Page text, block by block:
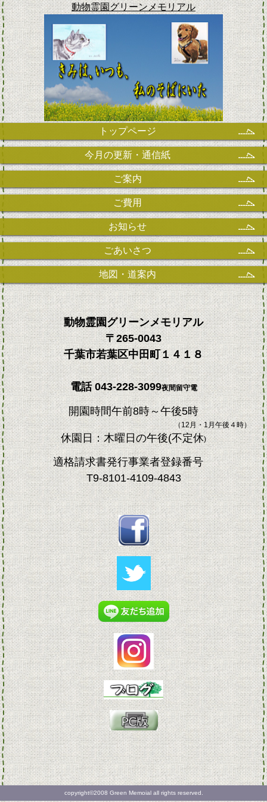
動物霊園グリーンメモリアル
トップページ
今月の更新・通信紙
ご案内
ご費用
お知らせ
ごあいさつ
地図・道案内
動物霊園グリーンメモリアル
〒265-0043
千葉市若葉区中田町１４１８
電話043-228-3099夜間留守電
開園時間午前8時～午後5時
（12月・1月午後４時）
休園日：木曜日の午後(不定休)
適格請求書発行事業者登録番号
T9-8101-4109-4843
copyright©2008 Green Memoial all rights reserved.